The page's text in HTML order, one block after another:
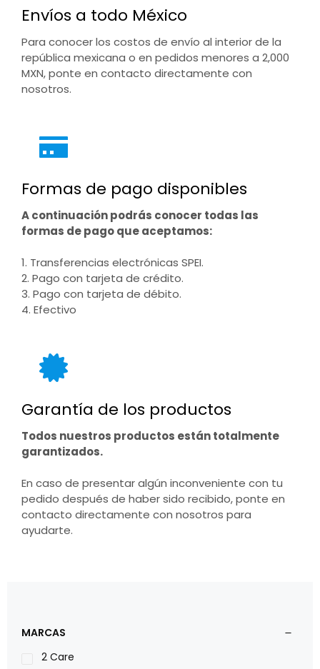
Envíos a todo México
Para conocer los costos de envío al interior de la
república mexicana o en pedidos menores a 2,000
MXN, ponte en contacto directamente con
nosotros.
Formas de pago disponibles
A continuación podrás conocer todas las
formas de pago que aceptamos:
1. Transferencias electrónicas SPEI.
2. Pago con tarjeta de crédito.
3. Pago con tarjeta de débito.
4. Efectivo
Garantía de los productos
Todos nuestros productos están totalmente
garantizados.
En caso de presentar algún inconveniente con tu
pedido después de haber sido recibido, ponte en
contacto directamente con nosotros para
ayudarte.
MARCAS
2 Care